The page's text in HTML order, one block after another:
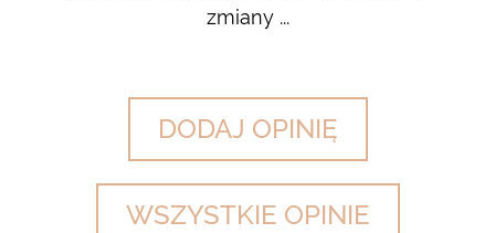
zmiany ...
DODAJ OPINIĘ
WSZYSTKIE OPINIE